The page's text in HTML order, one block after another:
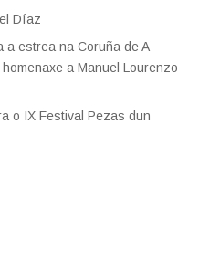
Díaz
a estrea na Coruña de A
a Manuel Lourenzo
o IX Festival Pezas dun